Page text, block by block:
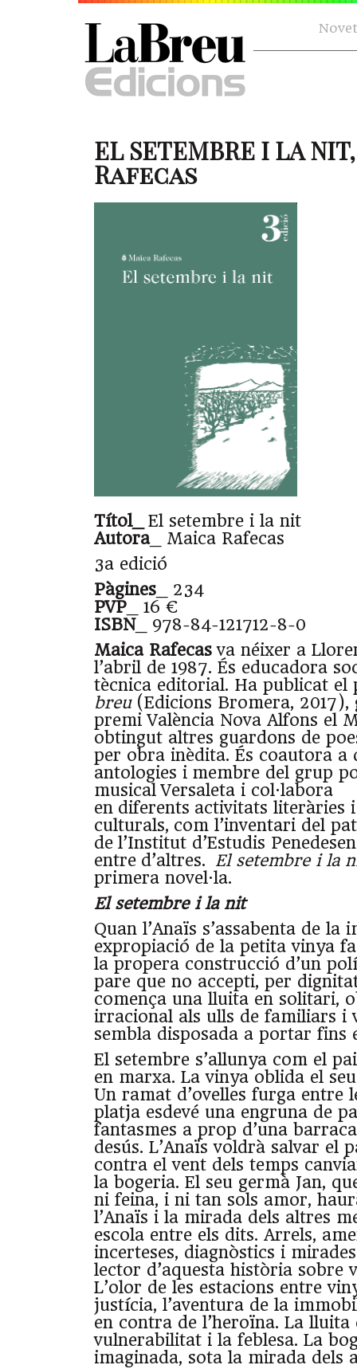
EL SETEMBRE I LA
Rafecas
Títol_
El setembre i la nit
Autora_ Maica Rafecas
3a edició
Pàgines _ 234
PVP _ 16 €
ISBN_ 978-84-121712-8-0
Maica Rafecas va néixer a
l’abril de 1987. És educadora
tècnica editorial. Ha publicat el
breu(Edicions Bromera, 2017),
premi València Nova Alfons el
obtingut altres guardons de
per obra inèdita. És coautora a
antologies i membre del grup
musical Versaleta i col·labora
en diferents activitats literàries
culturals, com l’inventari del
de l’Institut d’Estudis
entre d’altres. El setembre i la
primera novel·la.
El setembre i la nit
Quan l’Anaïs s’assabenta de la
expropiació de la petita vinya
la propera construcció d’un
pare que no accepti, per
comença una lluita en solitari,
irracional als ulls de familiars i
sembla disposada a portar fins
El setembre s’allunya com el
en marxa. La vinya oblida el
Un ramat d’ovelles furga entre
platja esdevé una engruna de
fantasmes a prop d’una
desús. L’Anaïs voldrà salvar el
contra el vent dels temps
la bogeria. El seu germà Jan,
ni feina, i ni tan sols amor,
l’Anaïs i la mirada dels altres
escola entre els dits. Arrels,
incerteses, diagnòstics i
lector d’aquesta història sobre
L’olor de les estacions entre
justícia, l’aventura de la
en contra de l’heroïna. La lluita
vulnerabilitat i la feblesa. La
imaginada, sota la mirada dels